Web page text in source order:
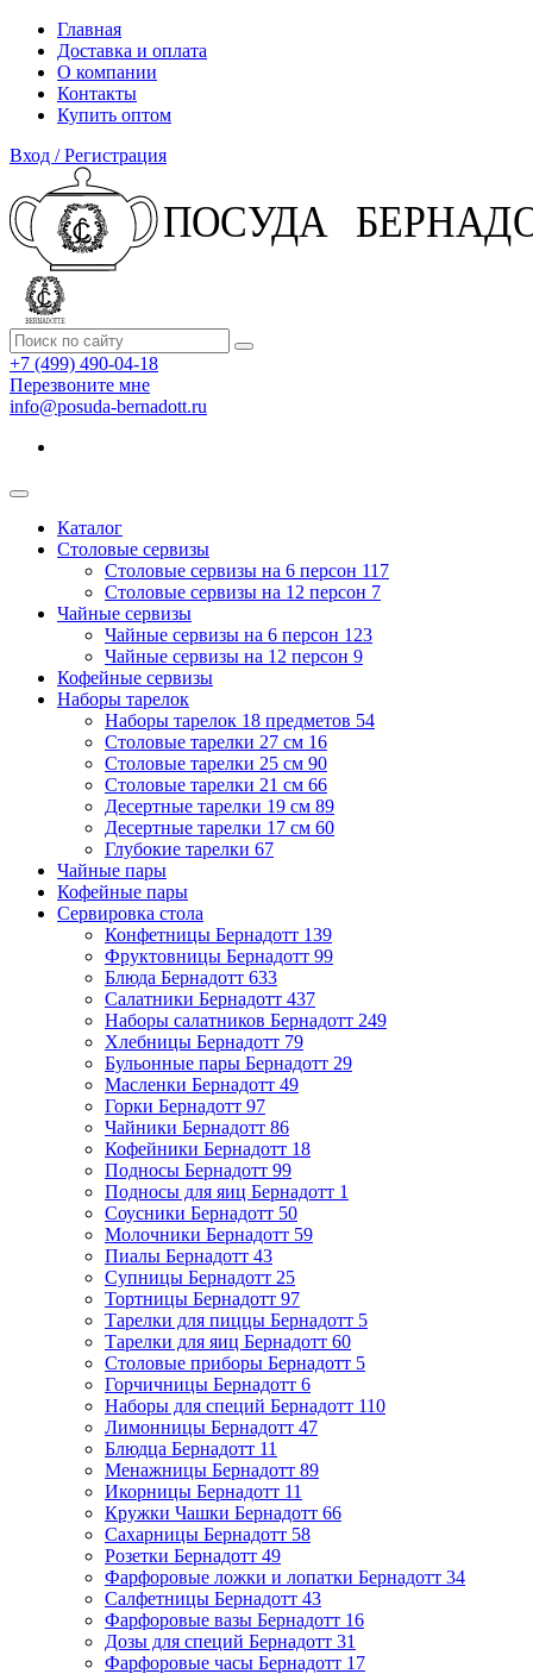
Главная
Доставка и оплата
О компании
Контакты
Купить оптом
Вход / Регистрация
+7 (499) 490-04-18
Перезвоните мне
info@posuda-bernadott.ru
Каталог
Столовые сервизы
Столовые сервизы на 6 персон 117
Столовые сервизы на 12 персон 7
Чайные сервизы
Чайные сервизы на 6 персон 123
Чайные сервизы на 12 персон 9
Кофейные сервизы
Наборы тарелок
Наборы тарелок 18 предметов 54
Столовые тарелки 27 см 16
Столовые тарелки 25 см 90
Столовые тарелки 21 см 66
Десертные тарелки 19 см 89
Десертные тарелки 17 см 60
Глубокие тарелки 67
Чайные пары
Кофейные пары
Сервировка стола
Конфетницы Бернадотт 139
Фруктовницы Бернадотт 99
Блюда Бернадотт 633
Салатники Бернадотт 437
Наборы салатников Бернадотт 249
Хлебницы Бернадотт 79
Бульонные пары Бернадотт 29
Масленки Бернадотт 49
Горки Бернадотт 97
Чайники Бернадотт 86
Кофейники Бернадотт 18
Подносы Бернадотт 99
Подносы для яиц Бернадотт 1
Соусники Бернадотт 50
Молочники Бернадотт 59
Пиалы Бернадотт 43
Супницы Бернадотт 25
Тортницы Бернадотт 97
Тарелки для пиццы Бернадотт 5
Тарелки для яиц Бернадотт 60
Столовые приборы Бернадотт 5
Горчичницы Бернадотт 6
Наборы для специй Бернадотт 110
Лимонницы Бернадотт 47
Блюдца Бернадотт 11
Менажницы Бернадотт 89
Икорницы Бернадотт 11
Кружки Чашки Бернадотт 66
Сахарницы Бернадотт 58
Розетки Бернадотт 49
Фарфоровые ложки и лопатки Бернадотт 34
Салфетницы Бернадотт 43
Фарфоровые вазы Бернадотт 16
Дозы для специй Бернадотт 31
Фарфоровые часы Бернадотт 17